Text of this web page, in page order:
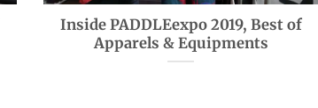
Inside PADDLEexpo 2019, Best of
Apparels & Equipments